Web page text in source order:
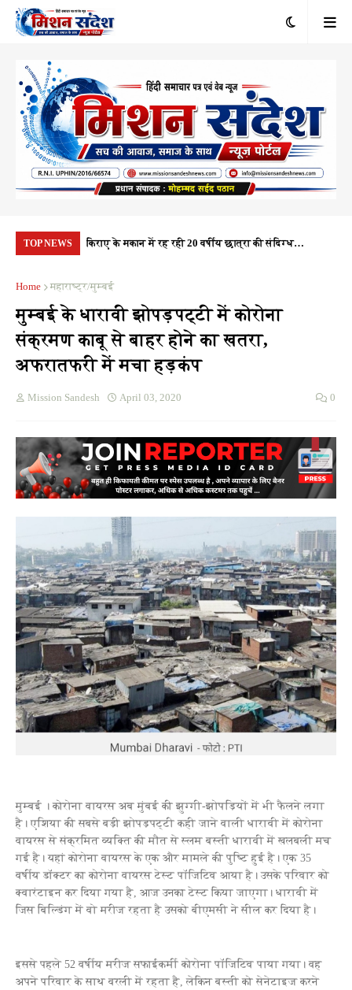
TOP NEWS
1.10 करोड़
किराए के मकान में रह रही 20 वर्षीय छात्रा की संदिग्ध
Home
महाराष्ट्र/मुम्बई
मुम्बई के धारावी झोपड़पट्टी में कोरोना
संक्रमण काबू से बाहर होने का खतरा,
अफरातफरी में मचा हड़कंप
Mission Sandesh April 03, 2020 0
मुम्बई । कोरोना वायरस अब मुंबई की झुग्गी-झोपड़ियों में भी फैलने लगा
है। एशिया की सबसे बड़ी झोपड़पट्टी कही जाने वाली धारावी में कोरोना
वायरस से संक्रमित व्यक्ति की मौत से स्लम बस्ती धारावी में खलबली मच
गई है। यहां कोरोना वायरस के एक और मामले की पुष्टि हुई है। एक 35
वर्षीय डॉक्टर का कोरोना वायरस टेस्ट पॉजिटिव आया है। उसके परिवार को
क्वारंटाइन कर दिया गया है, आज उनका टेस्ट किया जाएगा। धारावी में
जिस बिल्डिंग में वो मरीज रहता है उसको बीएमसी ने सील कर दिया है।
इससे पहले 52 वर्षीय मरीज सफाईकर्मी कोरोना पॉजिटिव पाया गया। वह
अपने परिवार के साथ वरली में रहता है, लेकिन बस्ती को सेनेटाइज करने